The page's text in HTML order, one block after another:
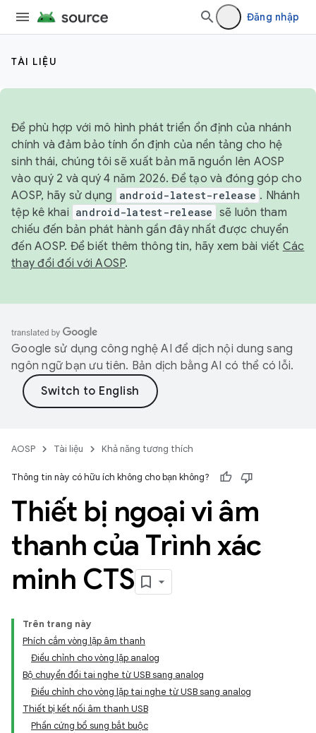
Đăng nhập
TÀI LIỆU
Để phù hợp với mô hình phát triển ổn định của nhánh
chính và đảm bảo tính ổn định của nền tảng cho hệ
sinh thái, chúng tôi sẽ xuất bản mã nguồn lên AOSP
vào quý 2 và quý 4 năm 2026. Để tạo và đóng góp cho
AOSP, hãy sử dụng
android-latest-release . Nhánh
tệp kê khai android-latest-release sẽ luôn tham
chiếu đến bản phát hành gần đây nhất được chuyển
đến AOSP. Để biết thêm thông tin, hãy xem bài viết Các
thay đổi đối với AOSP.
Google sử dụng công nghệ AI để dịch nội dung sang
ngôn ngữ bạn ưu tiên. Bản dịch bằng AI có thể có lỗi.
AOSP Tài liệu Khả năng tương thích
Thông tin này có hữu ích không cho bạn không?
Thiết bị ngoại vi âm
thanh của Trình xác
minh CTS
Trên trang này
Phích cắm vòng lặp âm thanh
Điều chỉnh cho vòng lặp analog
Bộ chuyển đổi tai nghe từ USB sang analog
Điều chỉnh cho vòng lặp tai nghe từ USB sang analog
Thiết bị kết nối âm thanh USB
Phần cứng bổ sung bắt buộc